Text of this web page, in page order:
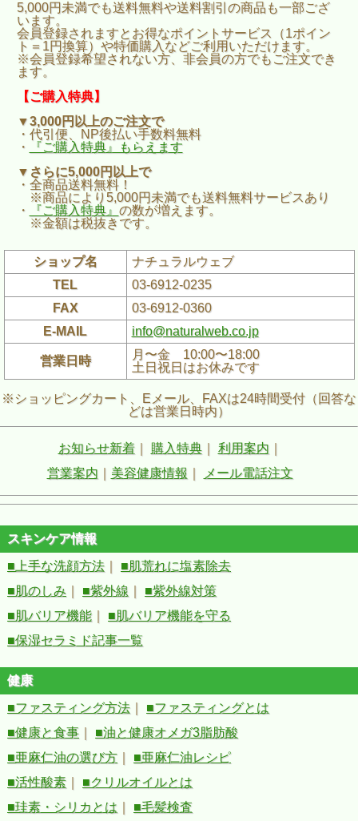
5,000円未満でも送料無料や送料割引の商品も一部ござ
います。
会員登録されますとお得なポイントサービス（1ポイン
ト＝1円換算）や特価購入などご利用いただけます。
※会員登録希望されない方、非会員の方でもご注文でき
ます。
【ご購入特典】
▼3,000円以上のご注文で
・代引便、NP後払い手数料無料
・
『ご購入特典』もらえます
▼さらに5,000円以上で
・全商品送料無料！
※商品により5,000円未満でも送料無料サービスあり
・
『ご購入特典』 の数が増えます。
※金額は税抜きです。
ショップ名
ナチュラルウェブ
TEL
03-6912-0235
FAX
03-6912-0360
E-MAIL
info@naturalweb.co.jp
営業日時
月〜金 10:00〜18:00
土日祝日はお休みです
※ショッピングカート、Eメール、FAXは24時間受付（回答な
どは営業日時内）
お知らせ新着｜ 購入特典｜ 利用案内
営業案内
美容健康情報 メール電話注文
スキンケア情報
■上手な洗顔方法
■肌荒れに塩素除去
■肌のしみ
■紫外線
■紫外線対策
■肌バリア機能
■肌バリア機能を守る
■保湿セラミド記事一覧
健康
■ファスティング方法
■ファスティングとは
■健康と食事
■油と健康オメガ3脂肪酸
■亜麻仁油の選び方
■亜麻仁油レシピ
■活性酸素
■クリルオイルとは
■珪素・シリカとは
■毛髪検査